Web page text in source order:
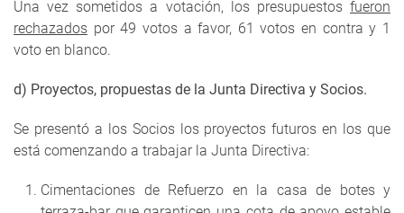
Una vez sometidos a votación, los presupuestos fueron
rechazados por 49 votos a favor, 61 votos en contra y 1
voto en blanco.
d) Proyectos, propuestas de la Junta Directiva y Socios.
Se presentó a los Socios los proyectos futuros en los que
está comenzando a trabajar la Junta Directiva:
Cimentaciones de Refuerzo en la casa de botes y